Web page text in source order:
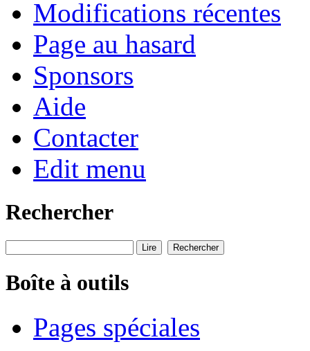
Modifications récentes
Page au hasard
Sponsors
Aide
Contacter
Edit menu
Rechercher
Boîte à outils
Pages spéciales